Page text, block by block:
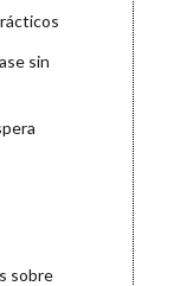
sin
sobre